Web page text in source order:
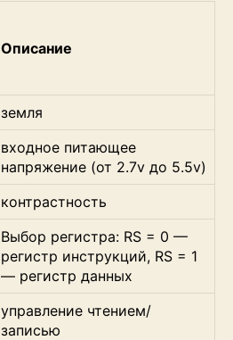
Описание
земля
входное питающее
напряжение (от 2.7v до 5.5v)
контрастность
Выбор регистра: RS = 0 —
регистр инструкций, RS = 1
— регистр данных
управление чтением/
записью